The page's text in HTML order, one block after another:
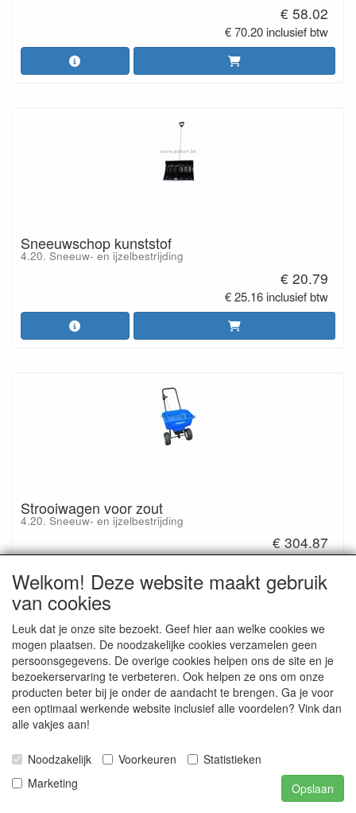
€ 58.02
€ 70.20 inclusief btw
Sneeuwschop kunststof
4.20. Sneeuw- en ijzelbestrijding
€ 20.79
€ 25.16 inclusief btw
Strooiwagen voor zout
4.20. Sneeuw- en ijzelbestrijding
€ 304.87
€ 368.89 inclusief btw
In deze rubriek vindt u een greep uit ons assortiment, gekozen
voor het gebruik in en rond parkings. Voor meer varianten kunt u
doorklikken naar de betreffende productgroepen.
Gouden regel! "Hoe meer vuil u kunt weren, hoe minder u hoeft
te poetsen" Kies daarom voor een geschikte antivuilmat of
Welkom! Deze website maakt gebruik
van cookies
Leuk dat je onze site bezoekt. Geef hier aan welke cookies we
mogen plaatsen. De noodzakelijke cookies verzamelen geen
persoonsgegevens. De overige cookies helpen ons de site en je
bezoekerservaring te verbeteren. Ook helpen ze ons om onze
producten beter bij je onder de aandacht te brengen. Ga je voor
een optimaal werkende website inclusief alle voordelen? Vink dan
alle vakjes aan!
Noodzakelijk Voorkeuren
Statistieken
Marketing
Opslaan